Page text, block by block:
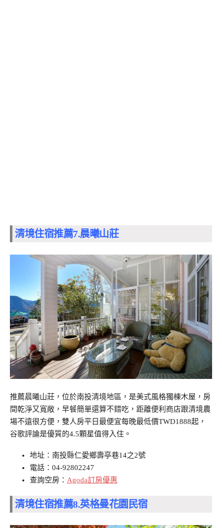
清境住宿推薦7.晨曦山莊
推薦晨曦山莊，位於南投清境地區，是美式風格獨棟木屋，房
間乾淨又寬敞，早餐簡單還算不錯吃，距離便利商店跟清境農
場不遠很方便，雙人房平日最便宜每晚最低價TWD1888起，
谷歌評論是優質的4.5顆星值得入住。
地址：南投縣仁愛鄉壽亭巷14之2號
電話：04-92802247
查詢空房： Agoda訂房優惠
清境住宿推薦8.英格曼花園民宿